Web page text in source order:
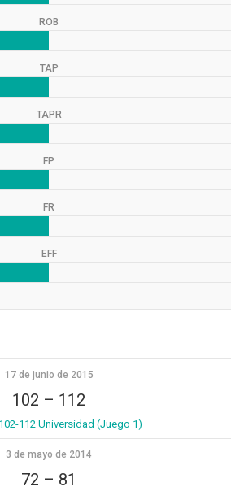
ROB
TAP
TAPR
FP
FR
EFF
17 de junio de 2015
102 – 112
112 Universidad (Juego 1)
3 de mayo de 2014
72 – 81